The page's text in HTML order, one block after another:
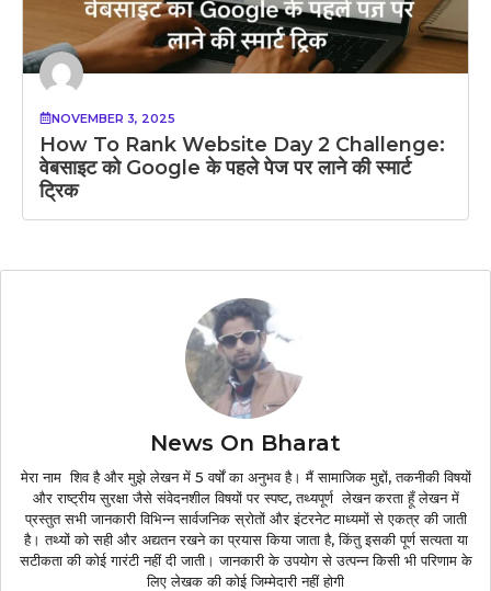
NOVEMBER 3, 2025
How To Rank Website Day 2 Challenge:
वेबसाइट को Google के पहले पेज पर लाने की स्मार्ट
ट्रिक
News On Bharat
मेरा नाम शिव है और मुझे लेखन में 5 वर्षों का अनुभव है। मैं सामाजिक मुद्दों, तकनीकी विषयों
और राष्ट्रीय सुरक्षा जैसे संवेदनशील विषयों पर स्पष्ट, तथ्यपूर्ण लेखन करता हूँ लेखन में
प्रस्तुत सभी जानकारी विभिन्न सार्वजनिक स्रोतों और इंटरनेट माध्यमों से एकत्र की जाती
है। तथ्यों को सही और अद्यतन रखने का प्रयास किया जाता है, किंतु इसकी पूर्ण सत्यता या
सटीकता की कोई गारंटी नहीं दी जाती। जानकारी के उपयोग से उत्पन्न किसी भी परिणाम के
लिए लेखक की कोई जिम्मेदारी नहीं होगी